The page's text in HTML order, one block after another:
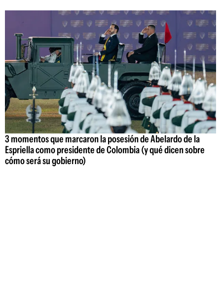
3 momentos que marcaron la posesión de Abelardo de la
Espriella como presidente de Colombia (y qué dicen sobre
cómo será su gobierno)